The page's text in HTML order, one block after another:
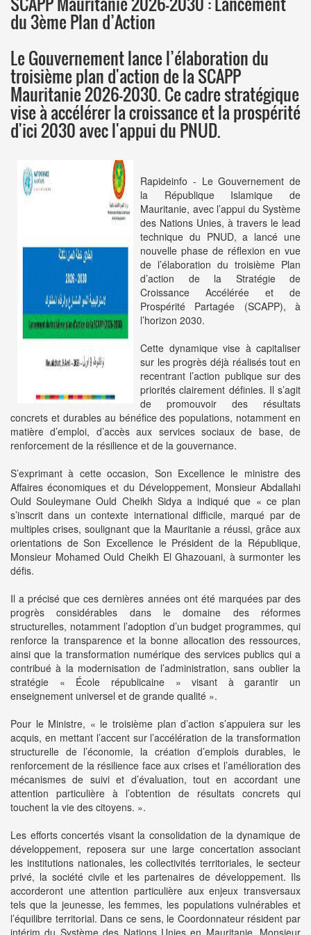
du 3ème Plan d’Action
Le Gouvernement lance l’élaboration du
troisième plan d'action de la SCAPP
Mauritanie 2026-2030. Ce cadre stratégique
vise à accélérer la croissance et la prospérité
d'ici 2030 avec l'appui du PNUD.
Rapideinfo - Le Gouvernement de
la République Islamique de
Mauritanie, avec l’appui du Système
des Nations Unies, à travers le lead
technique du PNUD, a lancé une
nouvelle phase de réflexion en vue
de l’élaboration du troisième Plan
d’action de la Stratégie de
Croissance Accélérée et de
Prospérité Partagée (SCAPP), à
l’horizon 2030.
Cette dynamique vise à capitaliser
sur les progrès déjà réalisés tout en
recentrant l’action publique sur des
priorités clairement définies. Il s’agit
de promouvoir des résultats
concrets et durables au bénéfice des populations, notamment en
matière d’emploi, d’accès aux services sociaux de base, de
renforcement de la résilience et de la gouvernance.
S’exprimant à cette occasion, Son Excellence le ministre des
Affaires économiques et du Développement, Monsieur Abdallahi
Ould Souleymane Ould Cheikh Sidya a indiqué que « ce plan
s’inscrit dans un contexte international difficile, marqué par de
multiples crises, soulignant que la Mauritanie a réussi, grâce aux
orientations de Son Excellence le Président de la République,
Monsieur Mohamed Ould Cheikh El Ghazouani, à surmonter les
défis.
Il a précisé que ces dernières années ont été marquées par des
progrès considérables dans le domaine des réformes
structurelles, notamment l’adoption d’un budget programmes, qui
renforce la transparence et la bonne allocation des ressources,
ainsi que la transformation numérique des services publics qui a
contribué à la modernisation de l’administration, sans oublier la
stratégie « École républicaine » visant à garantir un
enseignement universel et de grande qualité ».
Pour le Ministre, « le troisième plan d’action s’appuiera sur les
acquis, en mettant l’accent sur l’accélération de la transformation
structurelle de l’économie, la création d’emplois durables, le
renforcement de la résilience face aux crises et l’amélioration des
mécanismes de suivi et d’évaluation, tout en accordant une
attention particulière à l’obtention de résultats concrets qui
touchent la vie des citoyens. ».
Les efforts concertés visant la consolidation de la dynamique de
développement, reposera sur une large concertation associant
les institutions nationales, les collectivités territoriales, le secteur
privé, la société civile et les partenaires de développement. Ils
accorderont une attention particulière aux enjeux transversaux
tels que la jeunesse, les femmes, les populations vulnérables et
l’équilibre territorial. Dans ce sens, le Coordonnateur résident par
intérim du Système des Nations Unies en Mauritanie, Monsieur